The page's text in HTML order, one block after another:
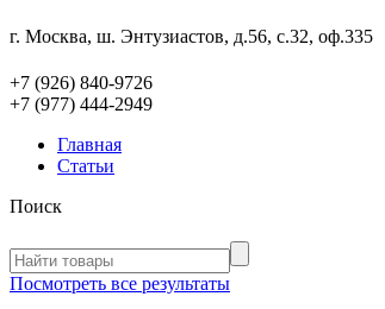
г. Москва, ш. Энтузиастов, д.56, с.32, оф.335
+7 (926) 840-9726
+7 (977) 444-2949
Главная
Статьи
Поиск
Посмотреть все результаты